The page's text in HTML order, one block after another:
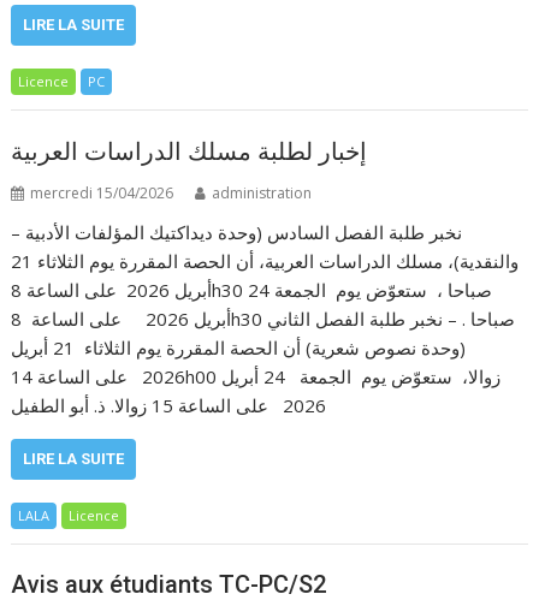
LIRE LA SUITE
Licence PC
إخبار لطلبة مسلك الدراسات العربية
mercredi 15/04/2026 administration
– نخبر طلبة الفصل السادس (وحدة ديداكتيك المؤلفات الأدبية
والنقدية)، مسلك الدراسات العربية، أن الحصة المقررة يوم الثلاثاء 21
أبريل 2026 على الساعة 8h30 صباحا ، ستعوّض يوم الجمعة 24
أبريل 2026 على الساعة 8h30 صباحا . – نخبر طلبة الفصل الثاني
(وحدة نصوص شعرية) أن الحصة المقررة يوم الثلاثاء 21 أبريل
2026 على الساعة 14h00 زوالا، ستعوّض يوم الجمعة 24 أبريل
2026 على الساعة 15 زوالا. ذ. أبو الطفيل
LIRE LA SUITE
LALA Licence
Avis aux étudiants TC-PC/S2